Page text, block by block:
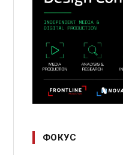
ФОКУС